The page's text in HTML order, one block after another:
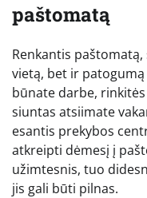
paštomatą
Renkantis
vietą, bet ir patogumą
būnate darbe,
siuntas atsiimate
esantis prekybos
atkreipti dėmesį į
užimtesnis, tuo
jis gali būti pilnas.